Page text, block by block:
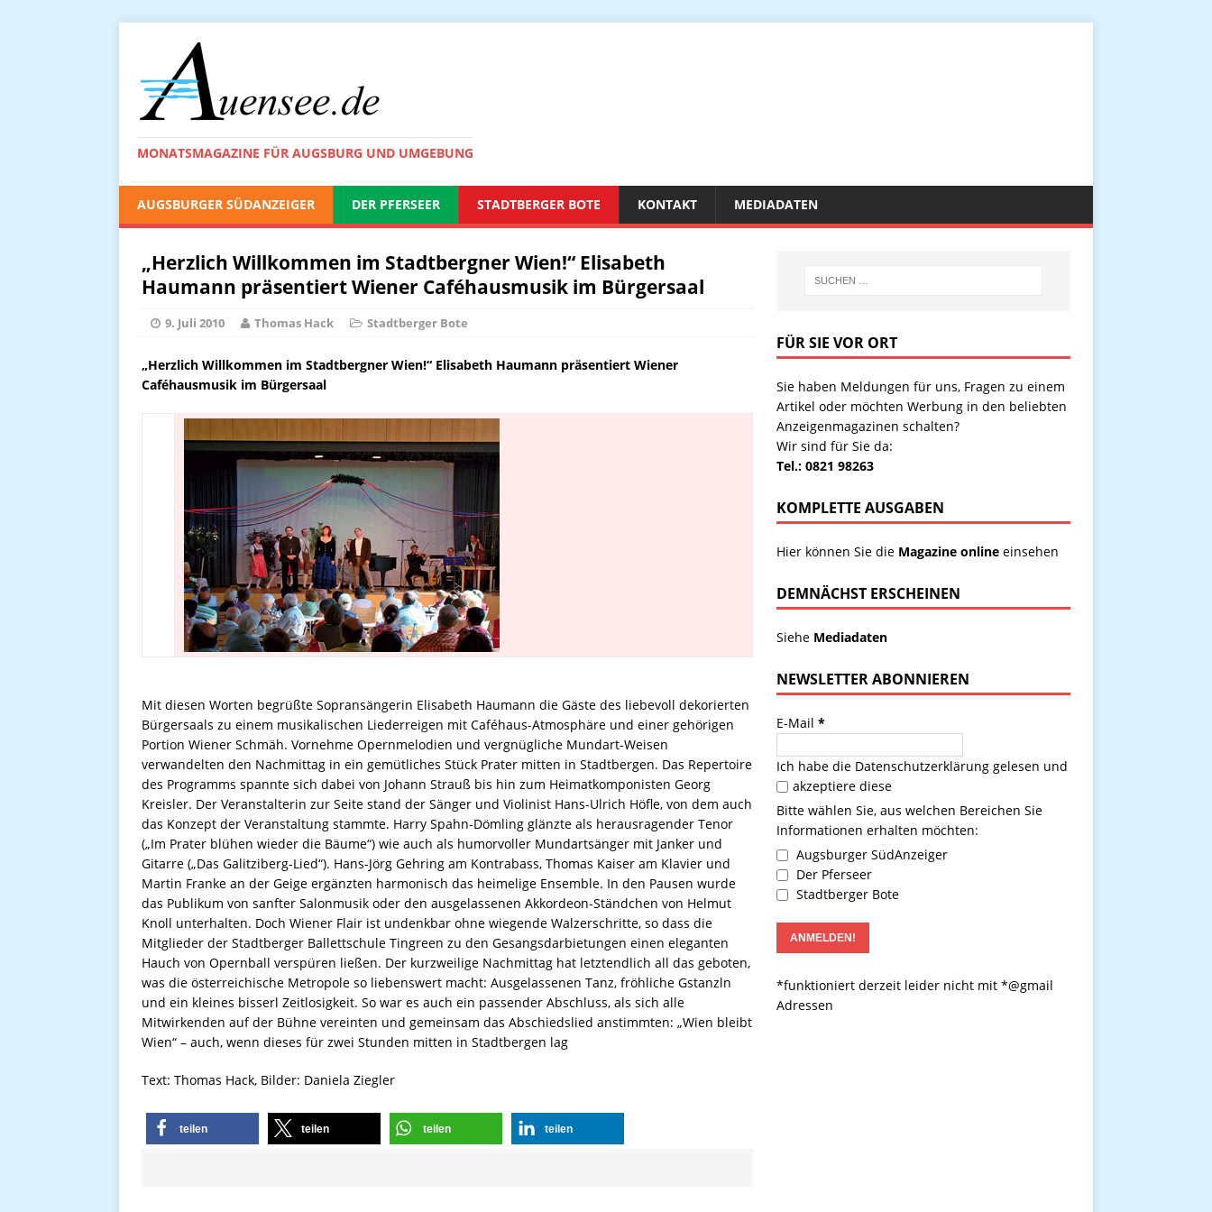
MONATSMAGAZINE FÜR AUGSBURG UND UMGEBUNG
AUGSBURGER SÜDANZEIGER DER PFERSEER STADTBERGER BOTE KONTAKT MEDIADATEN
„Herzlich Willkommen im Stadtbergner Wien!“ Elisabeth
Haumann präsentiert Wiener Caféhausmusik im Bürgersaal
9. Juli 2010 Thomas Hack Stadtberger Bote
„Herzlich Willkommen im Stadtbergner Wien!“ Elisabeth Haumann präsentiert Wiener
Caféhausmusik im Bürgersaal
Mit diesen Worten begrüßte Sopransängerin Elisabeth Haumann die Gäste des liebevoll dekorierten
Bürgersaals zu einem musikalischen Liederreigen mit Caféhaus-Atmosphäre und einer gehörigen
Portion Wiener Schmäh. Vornehme Opernmelodien und vergnügliche Mundart-Weisen
verwandelten den Nachmittag in ein gemütliches Stück Prater mitten in Stadtbergen. Das Repertoire
des Programms spannte sich dabei von Johann Strauß bis hin zum Heimatkomponisten Georg
Kreisler. Der Veranstalterin zur Seite stand der Sänger und Violinist Hans-Ulrich Höfle, von dem auch
das Konzept der Veranstaltung stammte. Harry Spahn-Dömling glänzte als herausragender Tenor
(„Im Prater blühen wieder die Bäume“) wie auch als humorvoller Mundartsänger mit Janker und
Gitarre („Das Galitziberg-Lied“). Hans-Jörg Gehring am Kontrabass, Thomas Kaiser am Klavier und
Martin Franke an der Geige ergänzten harmonisch das heimelige Ensemble. In den Pausen wurde
das Publikum von sanfter Salonmusik oder den ausgelassenen Akkordeon-Ständchen von Helmut
Knoll unterhalten. Doch Wiener Flair ist undenkbar ohne wiegende Walzerschritte, so dass die
Mitglieder der Stadtberger Ballettschule Tingreen zu den Gesangsdarbietungen einen eleganten
Hauch von Opernball verspüren ließen. Der kurzweilige Nachmittag hat letztendlich all das geboten,
was die österreichische Metropole so liebenswert macht: Ausgelassenen Tanz, fröhliche Gstanzln
und ein kleines bisserl Zeitlosigkeit. So war es auch ein passender Abschluss, als sich alle
Mitwirkenden auf der Bühne vereinten und gemeinsam das Abschiedslied anstimmten: „Wien bleibt
Wien“ – auch, wenn dieses für zwei Stunden mitten in Stadtbergen lag
Text: Thomas Hack, Bilder: Daniela Ziegler
teilen teilen teilen teilen
FÜR SIE VOR ORT
Sie haben Meldungen für uns, Fragen zu einem
Artikel oder möchten Werbung in den beliebten
Anzeigenmagazinen schalten?
Wir sind für Sie da:
Tel.: 0821 98263
KOMPLETTE AUSGABEN
Hier können Sie die Magazine onlineeinsehen
DEMNÄCHST ERSCHEINEN
Siehe Mediadaten
NEWSLETTER ABONNIEREN
E-Mail *
Ich habe die Datenschutzerklärunggelesen und
akzeptiere diese
Bitte wählen Sie, aus welchen Bereichen Sie
Informationen erhalten möchten:
Augsburger SüdAnzeiger
Der Pferseer
Stadtberger Bote
*funktioniert derzeit leider nicht mit *@gmail
Adressen